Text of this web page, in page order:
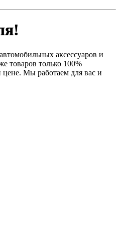
аксессуаров и
товаров только 100%
Мы работаем для вас и